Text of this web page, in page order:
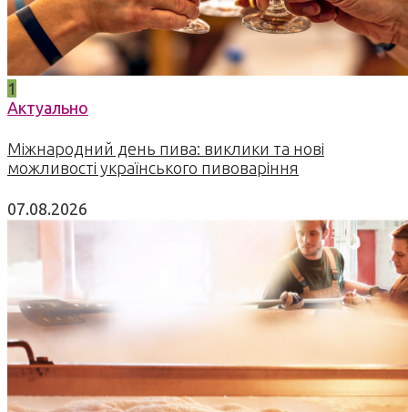
1
Актуально
Міжнародний день пива: виклики та нові
можливості українського пивоваріння
07.08.2026